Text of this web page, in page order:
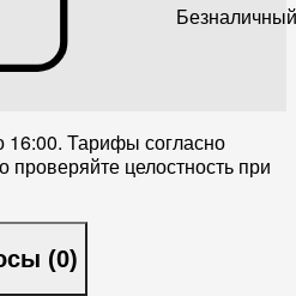
16:00. Тарифы согласно
целостность при
(0)